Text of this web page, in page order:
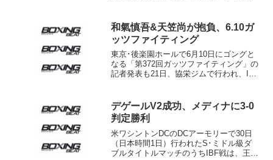
西脇隆俊・京都府知事、奥田敏晴・城陽
市長、松村淳子...
和氣慎吾&天笠尚が抱負、6.10ガ
ッツファイティング
東京･後楽園ホールで6月10日にゴングと
なる「第372回ガッツファイティング」の
記者発表も21日、協栄ジムで行われ、IBF
界タイトルマッチ以来のリングとなる天
笠尚（山...
デゲールV2成功、メディナに3-0
判定勝利
米ワシントンDCのDCアーモリーで30日
（日本時間1日）行われたS･ミドル級ダ
ブルタイトルマッチのうちIBF戦は、王者